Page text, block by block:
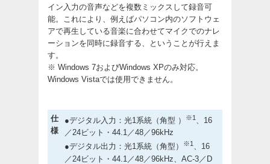
イン入力の音声などを複数ミックスして録音可
能。これにより、例えばパソコン内のソフトウェ
アで再生している音楽に合わせてマイクでのナレ
ーションを同時に録音する、ということが行えま
す。
※ Windows 7およびWindows XPのみ対応。
Windows Vistaでは使用できません。
仕
様
●デジタル入力：光1系統（角型 ） ※1 、16
／24ビット・44.1／48／96kHz
●デジタル出力：光1系統（角型）
※1 、16
／24ビット・44.1／48／96kHz、AC-3／D